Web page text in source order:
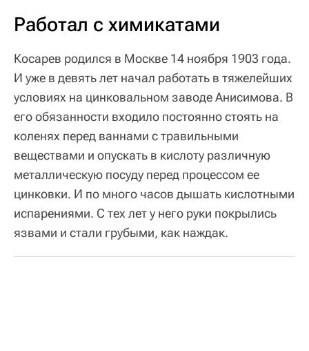
Работал с химикатами
Косарев родился в Москве 14 ноября 1903 года.
И уже в девять лет начал работать в тяжелейших
условиях на цинковальном заводе Анисимова. В
его обязанности входило постоянно стоять на
коленях перед ваннами с травильными
веществами и опускать в кислоту различную
металлическую посуду перед процессом ее
цинковки. И по много часов дышать кислотными
испарениями. С тех лет у него руки покрылись
язвами и стали грубыми, как наждак.